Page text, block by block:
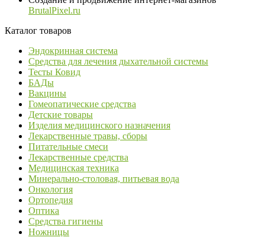
BrutalPixel.ru
Каталог товаров
Эндокринная система
Средства для лечения дыхательной системы
Тесты Ковид
БАДы
Вакцины
Гомеопатические средства
Детские товары
Изделия медицинского назначения
Лекарственные травы, сборы
Питательные смеси
Лекарственные средства
Медицинская техника
Минерально-столовая, питьевая вода
Онкология
Ортопедия
Оптика
Средства гигиены
Ножницы